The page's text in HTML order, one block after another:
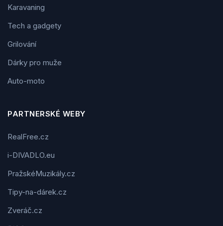
Karavaning
Tech a gadgety
Grilování
Dárky pro muže
Auto-moto
PARTNERSKÉ WEBY
RealFree.cz
i-DIVADLO.eu
PražskéMuzikály.cz
Tipy-na-dárek.cz
Zveráč.cz